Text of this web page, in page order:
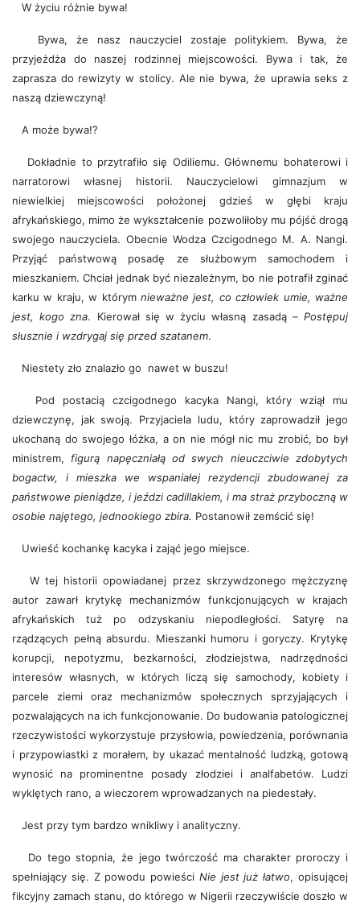
W życiu różnie bywa!
Bywa, że nasz nauczyciel zostaje politykiem. Bywa, że
przyjeżdża do naszej rodzinnej miejscowości. Bywa i tak, że
zaprasza do rewizyty w stolicy. Ale nie bywa, że uprawia seks z
naszą dziewczyną!
A może bywa!?
Dokładnie to przytrafiło się Odiliemu. Głównemu bohaterowi i
narratorowi własnej historii. Nauczycielowi gimnazjum w
niewielkiej miejscowości położonej gdzieś w głębi kraju
afrykańskiego, mimo że wykształcenie pozwoliłoby mu pójść drogą
swojego nauczyciela. Obecnie Wodza Czcigodnego M. A. Nangi.
Przyjąć państwową posadę ze służbowym samochodem i
mieszkaniem. Chciał jednak być niezależnym, bo nie potrafił zginać
karku w kraju, w którym nieważne jest, co człowiek umie, ważne
jest, kogo zna. Kierował się w życiu własną zasadą –Postępuj
słusznie i wzdrygaj się przed szatanem.
Niestety zło znalazło go nawet w buszu!
Pod postacią czcigodnego kacyka Nangi, który wziął mu
dziewczynę, jak swoją. Przyjaciela ludu, który zaprowadził jego
ukochaną do swojego łóżka, a on nie mógł nic mu zrobić, bo był
ministrem,figurą napęczniałą od swych nieuczciwie zdobytych
bogactw, i mieszka we wspaniałej rezydencji zbudowanej za
państwowe pieniądze, i jeździ cadillakiem, i ma straż przyboczną w
osobie najętego, jednookiego zbira. Postanowił zemścić się!
Uwieść kochankę kacyka i zająć jego miejsce.
W tej historii opowiadanej przez skrzywdzonego mężczyznę
autor zawarł krytykę mechanizmów funkcjonujących w krajach
afrykańskich tuż po odzyskaniu niepodległości. Satyrę na
rządzących pełną absurdu. Mieszanki humoru i goryczy. Krytykę
korupcji, nepotyzmu, bezkarności, złodziejstwa, nadrzędności
interesów własnych, w których liczą się samochody, kobiety i
parcele ziemi oraz mechanizmów społecznych sprzyjających i
pozwalających na ich funkcjonowanie. Do budowania patologicznej
rzeczywistości wykorzystuje przysłowia, powiedzenia, porównania
i przypowiastki z morałem, by ukazać mentalność ludzką, gotową
wynosić na prominentne posady złodziei i analfabetów. Ludzi
wyklętych rano, a wieczorem wprowadzanych na piedestały.
Jest przy tym bardzo wnikliwy i analityczny.
Do tego stopnia, że jego twórczość ma charakter proroczy i
spełniający się. Z powodu powieści Nie jest już łatwo, opisującej
fikcyjny zamach stanu, do którego w Nigerii rzeczywiście doszło w